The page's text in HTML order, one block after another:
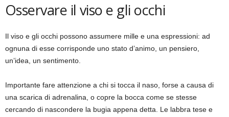
Osservare il viso e gli occhi
Il viso e gli occhi possono assumere mille e una espressioni: ad
ognuna di esse corrisponde uno stato d’animo, un pensiero,
un’idea, un sentimento.
Importante fare attenzione a chi si tocca il naso, forse a causa di
una scarica di adrenalina, o copre la bocca come se stesse
cercando di nascondere la bugia appena detta. Le labbra tese e